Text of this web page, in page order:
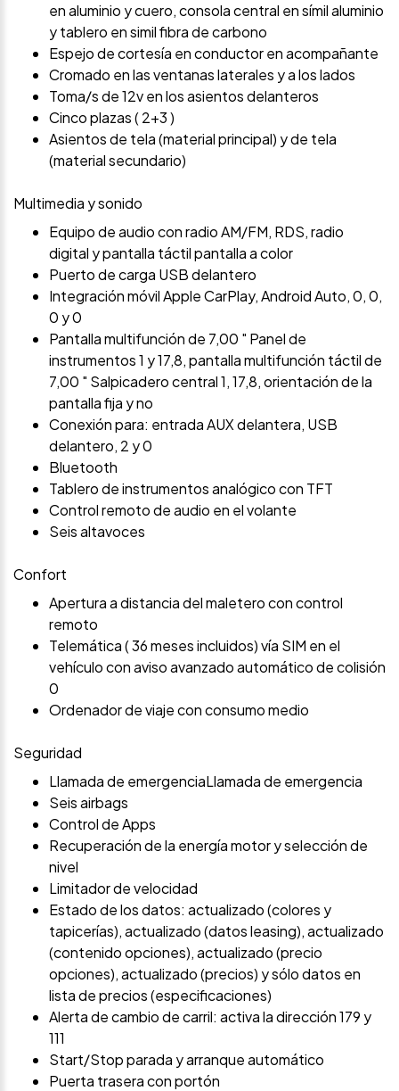
en aluminio y cuero, consola central en símil aluminio
y tablero en simil fibra de carbono
Espejo de cortesía en conductor en acompañante
Cromado en las ventanas laterales y a los lados
Toma/s de 12v en los asientos delanteros
Cinco plazas ( 2+3 )
Asientos de tela (material principal) y de tela
(material secundario)
Multimedia y sonido
Equipo de audio con radio AM/FM, RDS, radio
digital y pantalla táctil pantalla a color
Puerto de carga USB delantero
Integración móvil Apple CarPlay, Android Auto, 0, 0,
0 y 0
Pantalla multifunción de 7,00 " Panel de
instrumentos 1 y 17,8, pantalla multifunción táctil de
7,00 " Salpicadero central 1, 17,8, orientación de la
pantalla fija y no
Conexión para: entrada AUX delantera, USB
delantero, 2 y 0
Bluetooth
Tablero de instrumentos analógico con TFT
Control remoto de audio en el volante
Seis altavoces
Confort
Apertura a distancia del maletero con control
remoto
Telemática ( 36 meses incluidos) vía SIM en el
vehículo con aviso avanzado automático de colisión
0
Ordenador de viaje con consumo medio
Seguridad
Llamada de emergenciaLlamada de emergencia
Seis airbags
Control de Apps
Recuperación de la energía motor y selección de
nivel
Limitador de velocidad
Estado de los datos: actualizado (colores y
tapicerías), actualizado (datos leasing), actualizado
(contenido opciones), actualizado (precio
opciones), actualizado (precios) y sólo datos en
lista de precios (especificaciones)
Alerta de cambio de carril: activa la dirección 179 y
111
Start/Stop parada y arranque automático
Puerta trasera con portón